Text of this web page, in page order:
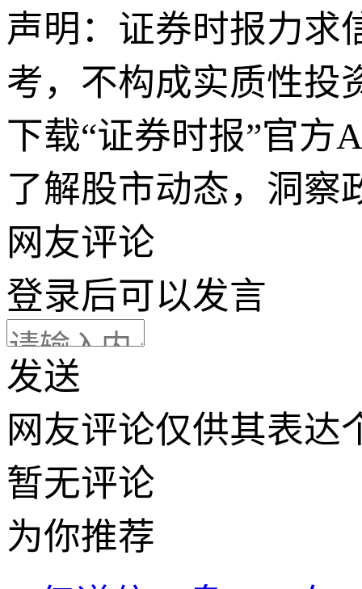
声明：证券时报力求
考，不构成实质性投
下载“证券时报”官方
了解股市动态，洞察
网友评论
登录后可以发言
发送
网友评论仅供其表达
暂无评论
为你推荐